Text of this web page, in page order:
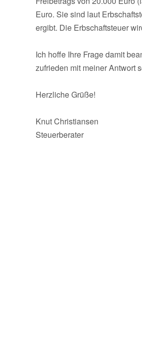
Euro. Sie sind laut
ergibt. Die Erbschaftsteuer
Ich hoffe Ihre Frage damit
zufrieden mit meiner Antwort
Herzliche Grüße!
Knut Christiansen
Steuerberater